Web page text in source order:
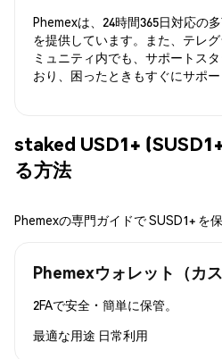
Phemexは、24時間365日対応の
を提供しています。また、テレ
ミュニティ内でも、サポートス
おり、困ったときもすぐにサポー
staked USD1+
る方法
Phemexの専門ガイドで SUSD1+ を
Phemexウォレット（カス
2FAで安全・簡単に保管。
最適な用途 日常利用